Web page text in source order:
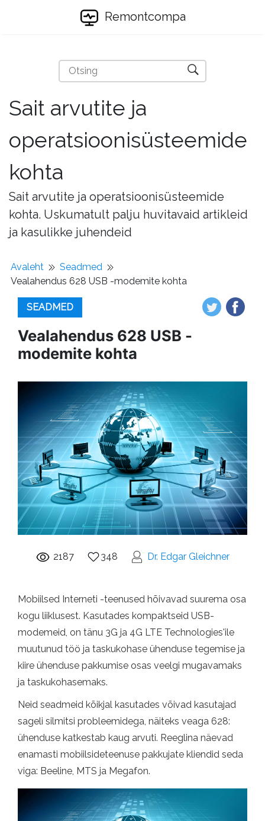
Remontcompa
Sait arvutite ja
operatsioonisüsteemide
kohta
Sait arvutite ja operatsioonisüsteemide
kohta. Uskumatult palju huvitavaid artikleid
ja kasulikke juhendeid
Avaleht
Seadmed
Vealahendus 628 USB -modemite kohta
SEADMED
Vealahendus 628 USB -
modemite kohta
2187 348 Dr. Edgar Gleichner
Mobiilsed Interneti -teenused hõivavad suurema osa
kogu liiklusest. Kasutades kompaktseid USB-
modemeid, on tänu 3G ja 4G LTE Technologies'ile
muutunud töö ja taskukohase ühenduse tegemise ja
kiire ühenduse pakkumise osas veelgi mugavamaks
ja taskukohasemaks.
Neid seadmeid kõikjal kasutades võivad kasutajad
sageli silmitsi probleemidega, näiteks veaga 628:
ühenduse katkestab kaug arvuti. Reeglina näevad
enamasti mobiilsideteenuse pakkujate kliendid seda
viga: Beeline, MTS ja Megafon.